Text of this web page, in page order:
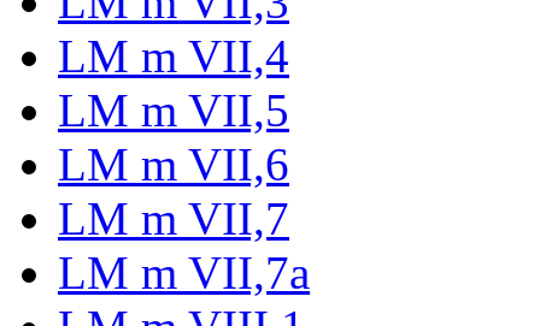
LM m VII,4
LM m VII,5
LM m VII,6
LM m VII,7
LM m VII,7a